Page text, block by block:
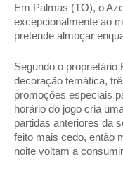
Em Palmas (TO), o
excepcionalmente ao
pretende almoçar
Segundo o proprietário
decoração temática,
promoções especiais
horário do jogo cria
partidas anteriores da
feito mais cedo, então
noite voltam a